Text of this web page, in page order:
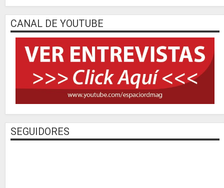
CANAL DE YOUTUBE
SEGUIDORES